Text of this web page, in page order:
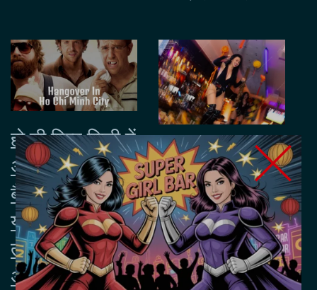
हो ची मिन्ह सिटी में
अपनी स्टैग /
बैचलर पार्टी की
योजना बनाएं - अब
तक के सबसे
अच्छे व्यक्ति बनें!!!
2024 में हो ची
मिन्ह सिटी में 5
सर्वश्रेष्ठ गर्ल बार
फ़रवरी 26, 2024
जैसा कि कहा जाता है, 'हर
चमकती चीज़ सोना नहीं होती,'
लेकिन मैंने हो ची मिन्ह में गर्ल बार